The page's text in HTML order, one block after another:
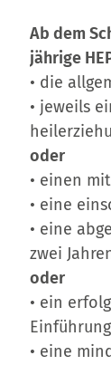
Ab dem
jährige
• die
• jeweils
oder
• einen
• eine
• eine
zwei
oder
• ein
• eine